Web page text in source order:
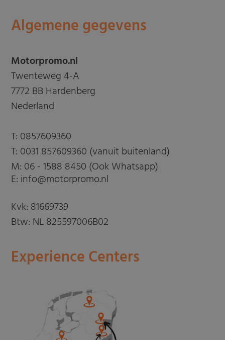
Algemene gegevens
Motorpromo.nl
Twenteweg 4-A
7772 BB Hardenberg
Nederland
T: 0857609360
T: 0031 857609360 (vanuit buitenland)
M: 06 - 1588 8450 (Ook Whatsapp)
E: info@motorpromo.nl
Kvk: 81669739
Btw: NL 825597006B02
Experience Centers